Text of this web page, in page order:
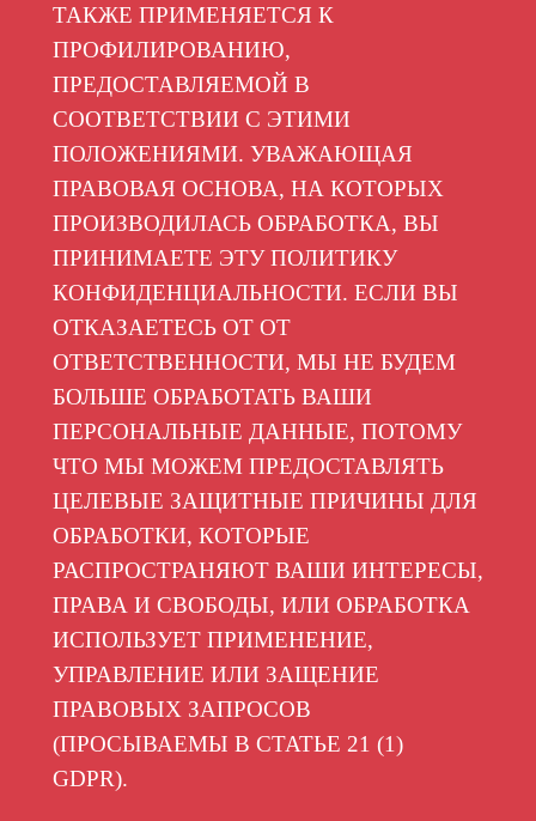
ТАКЖЕ ПРИМЕНЯЕТСЯ К
ПРОФИЛИРОВАНИЮ,
ПРЕДОСТАВЛЯЕМОЙ В
СООТВЕТСТВИИ С ЭТИМИ
ПОЛОЖЕНИЯМИ. УВАЖАЮЩАЯ
ПРАВОВАЯ ОСНОВА, НА КОТОРЫХ
ПРОИЗВОДИЛАСЬ ОБРАБОТКА, ВЫ
ПРИНИМАЕТЕ ЭТУ ПОЛИТИКУ
КОНФИДЕНЦИАЛЬНОСТИ. ЕСЛИ ВЫ
ОТКАЗАЕТЕСЬ ОТ ОТ
ОТВЕТСТВЕННОСТИ, МЫ НЕ БУДЕМ
БОЛЬШЕ ОБРАБОТАТЬ ВАШИ
ПЕРСОНАЛЬНЫЕ ДАННЫЕ, ПОТОМУ
ЧТО МЫ МОЖЕМ ПРЕДОСТАВЛЯТЬ
ЦЕЛЕВЫЕ ЗАЩИТНЫЕ ПРИЧИНЫ ДЛЯ
ОБРАБОТКИ, КОТОРЫЕ
РАСПРОСТРАНЯЮТ ВАШИ ИНТЕРЕСЫ,
ПРАВА И СВОБОДЫ, ИЛИ ОБРАБОТКА
ИСПОЛЬЗУЕТ ПРИМЕНЕНИЕ,
УПРАВЛЕНИЕ ИЛИ ЗАЩЕНИЕ
ПРАВОВЫХ ЗАПРОСОВ
(ПРОСЫВАЕМЫ В СТАТЬЕ 21 (1)
GDPR).